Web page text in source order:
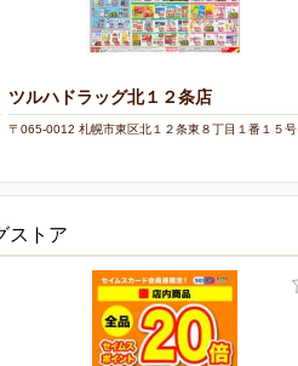
ツルハドラッグ北１２条店
〒065-0012 札幌市東区北１２条東８丁目１番１５号
ストア